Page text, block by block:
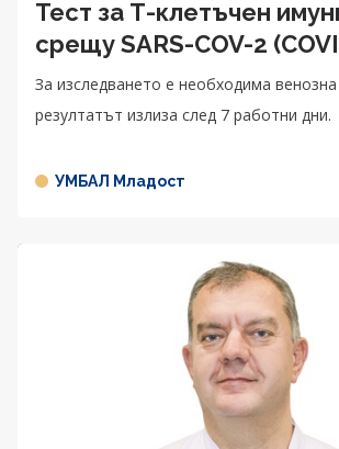
Тест за Т-клетъчен
срещу SARS-COV-2
За изследването е необходима
резултатът излиза след 7 работни дни.
УМБАЛ Младост